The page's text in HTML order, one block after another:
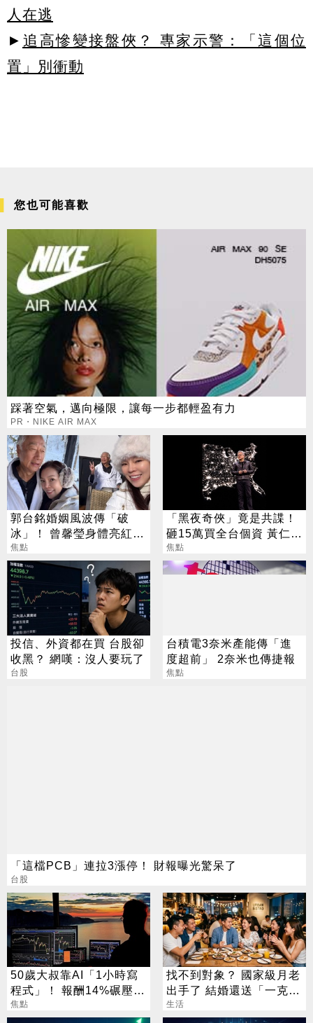
人在逃
► 追高慘變接盤俠？ 專家示警：「這個位
置」別衝動
您也可能喜歡
踩著空氣，邁向極限，讓每一步都輕盈有力
PR・NIKE AIR MAX
郭台銘婚姻風波傳「破
冰」！ 曾馨瑩身體亮紅燈
18年婚姻驚傳出現轉機
焦點
「黑夜奇俠」竟是共諜！
砸15萬買全台個資 黃仁
勳、張麗善也受害
焦點
投信、外資都在買 台股卻
收黑？ 網嘆：沒人要玩了
台股
台積電3奈米產能傳「進
度超前」 2奈米也傳捷報
焦點
「這檔PCB」連拉3漲停！ 財報曝光驚呆了
台股
50歲大叔靠AI「1小時寫
程式」！ 報酬14%碾壓標
普 直接辭職去炒股
焦點
找不到對象？ 國家級月老
出手了 結婚還送「一克拉
鑽戒」
生活